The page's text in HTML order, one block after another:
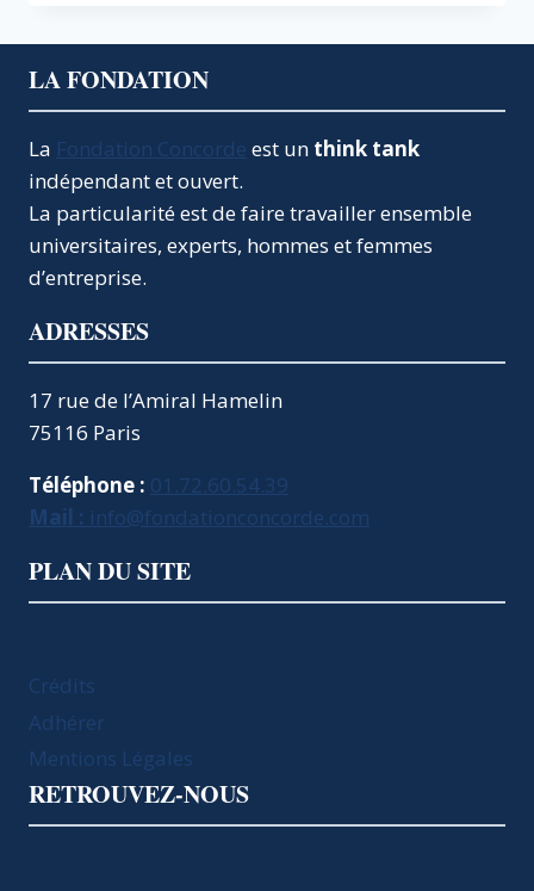
PARIS
LA FONDATION
La Fondation Concorde est un think tank
indépendant et ouvert.
La particularité est de faire travailler ensemble
universitaires, experts, hommes et femmes
d’entreprise.
ADRESSES
17 rue de l’Amiral Hamelin
75116 Paris
Téléphone : 01.72.60.54.39
Mail : info@fondationconcorde.com
PLAN DU SITE
Crédits
Adhérer
Mentions Légales
RETROUVEZ-NOUS